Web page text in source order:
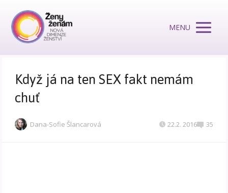
MENU
Když já na ten SEX fakt nemám
chuť
Dana-Sofie Šlancarová 22.2. 2016 35